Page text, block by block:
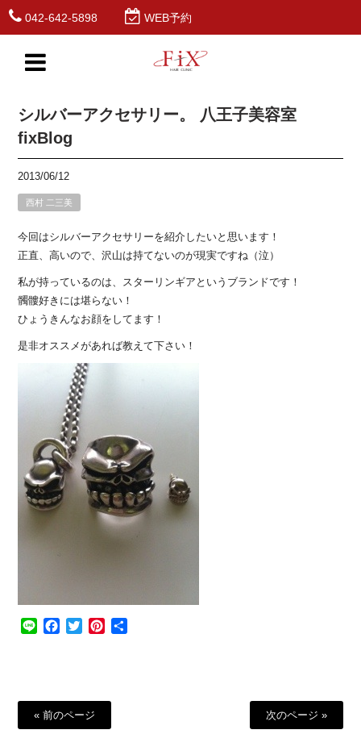
042-642-5898 WEB予約
シルバーアクセサリー。 八王子美容室
fixBlog
2013/06/12
西村 二三美
今回はシルバーアクセサリーを紹介したいと思います！
正直、高いので、沢山は持てないのが現実ですね（泣）
私が持っているのは、スターリンギアというブランドです！
髑髏好きには堪らない！
ひょうきんなお顔をしてます！
是非オススメがあれば教えて下さい！
Line Facebook
TwitterPinterest
« 前のページ 次のページ »